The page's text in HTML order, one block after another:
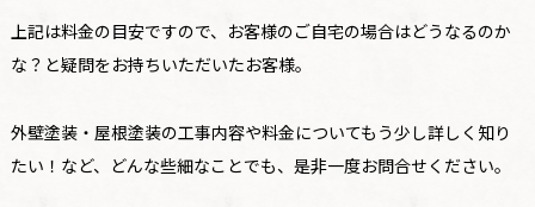
上記は料金の目安ですので、お客様のご自宅の場合はどうなるのか
な？と疑問をお持ちいただいたお客様。
外壁塗装・屋根塗装の工事内容や料金についてもう少し詳しく知り
たい！など、どんな些細なことでも、是非一度お問合せください。